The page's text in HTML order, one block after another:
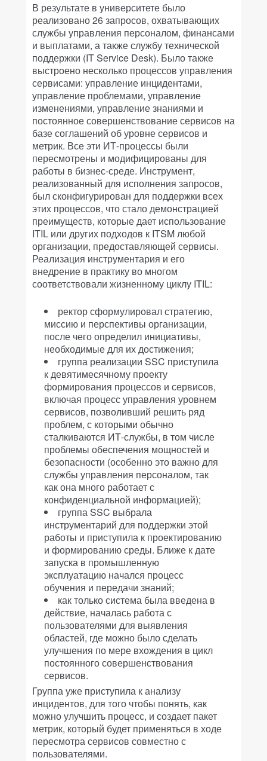
В результате в университете было
реализовано 26 запросов, охватывающих
службы управления персоналом, финансами
и выплатами, а также службу технической
поддержки (IT Service Desk). Было также
выстроено несколько процессов управления
сервисами: управление инцидентами,
управление проблемами, управление
изменениями, управление знаниями и
постоянное совершенствование сервисов на
базе соглашений об уровне сервисов и
метрик. Все эти ИТ-процессы были
пересмотрены и модифицированы для
работы в бизнес-среде. Инструмент,
реализованный для исполнения запросов,
был сконфигурирован для поддержки всех
этих процессов, что стало демонстрацией
преимуществ, которые дает использование
ITIL или других подходов к ITSM любой
организации, предоставляющей сервисы.
Реализация инструментария и его
внедрение в практику во многом
соответствовали жизненному циклу ITIL:
ректор сформулировал стратегию,
миссию и перспективы организации,
после чего определил инициативы,
необходимые для их достижения;
группа реализации SSC приступила
к девятимесячному проекту
формирования процессов и сервисов,
включая процесс управления уровнем
сервисов, позволивший решить ряд
проблем, с которыми обычно
сталкиваются ИТ-службы, в том числе
проблемы обеспечения мощностей и
безопасности (особенно это важно для
службы управления персоналом, так
как она много работает с
конфиденциальной информацией);
группа SSC выбрала
инструментарий для поддержки этой
работы и приступила к проектированию
и формированию среды. Ближе к дате
запуска в промышленную
эксплуатацию начался процесс
обучения и передачи знаний;
как только система была введена в
действие, началась работа с
пользователями для выявления
областей, где можно было сделать
улучшения по мере вхождения в цикл
постоянного совершенствования
сервисов.
Группа уже приступила к анализу
инцидентов, для того чтобы понять, как
можно улучшить процесс, и создает пакет
метрик, который будет применяться в ходе
пересмотра сервисов совместно с
пользователями.